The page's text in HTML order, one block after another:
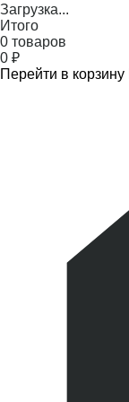
Загрузка...
Итого
0 товаров
0 ₽
Перейти в корзину